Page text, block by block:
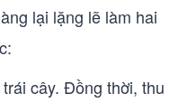
lại lặng lẽ làm hai
cây. Đồng thời, thu